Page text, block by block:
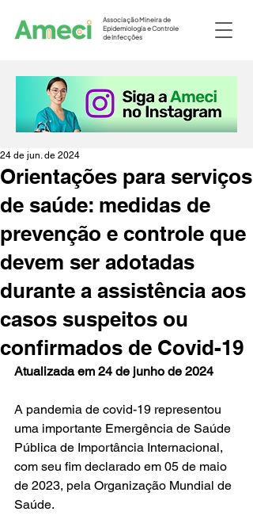
Associação Mineira de
Epidemiologia e Controle
de Infecções
Orientações para serviços
de saúde: medidas de
prevenção e controle que
devem ser adotadas
durante a assistência aos
casos suspeitos ou
confirmados de Covid-19
24 de jun. de 2024
Atualizada em 24 de junho de 2024
A pandemia de covid-19 representou
uma importante Emergência de Saúde
Pública de Importância Internacional,
com seu fim declarado em 05 de maio
de 2023, pela Organização Mundial de
Saúde.